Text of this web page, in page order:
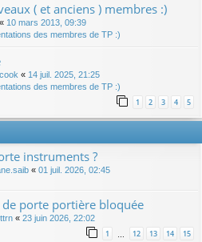
( et anciens ) membres :)
« 10 mars 2013, 09:39
des membres de TP :)
« 14 juil. 2025, 21:25
des membres de TP :)
1 2 3 4 5
instruments ?
« 01 juil. 2026, 02:45
porte portière bloquée
« 23 juin 2026, 22:02
1 … 12 13 14 15